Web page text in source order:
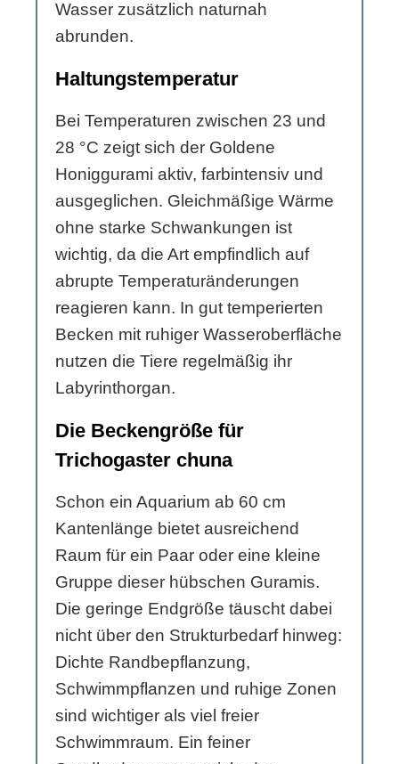
Wasser zusätzlich naturnah
abrunden.
Haltungstemperatur
Bei Temperaturen zwischen 23 und
28 °C zeigt sich der Goldene
Honiggurami aktiv, farbintensiv und
ausgeglichen. Gleichmäßige Wärme
ohne starke Schwankungen ist
wichtig, da die Art empfindlich auf
abrupte Temperaturänderungen
reagieren kann. In gut temperierten
Becken mit ruhiger Wasseroberfläche
nutzen die Tiere regelmäßig ihr
Labyrinthorgan.
Die Beckengröße für
Trichogaster chuna
Schon ein Aquarium ab 60 cm
Kantenlänge bietet ausreichend
Raum für ein Paar oder eine kleine
Gruppe dieser hübschen Guramis.
Die geringe Endgröße täuscht dabei
nicht über den Strukturbedarf hinweg:
Dichte Randbepflanzung,
Schwimmpflanzen und ruhige Zonen
sind wichtiger als viel freier
Schwimmraum. Ein feiner